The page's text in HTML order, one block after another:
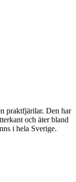
praktfjärilar. Den har
och äter bland
i hela Sverige.